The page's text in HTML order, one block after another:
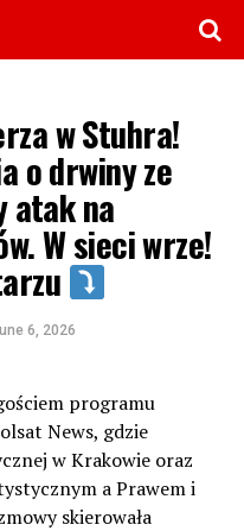
w Stuhra!
o drwiny ze
atak na
W sieci wrze!
6, 2026
programu
News, gdzie
w Krakowie oraz
a Prawem i
skierowała